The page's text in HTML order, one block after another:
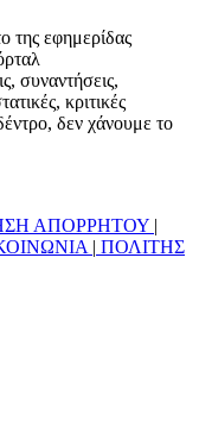
της εφημερίδας
συναντήσεις,
κριτικές
δεν χάνουμε το
ΑΠΟΡΡΗΤΟΥ |
| ΠΟΛΙΤΗΣ